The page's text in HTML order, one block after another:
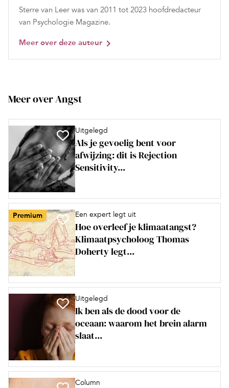
Sterre van Leer was van 2011 tot 2023 hoofdredacteur
van Psychologie Magazine.
Meer over deze auteur
Meer over Angst
Uitgelegd
Als je gevoelig bent voor
afwijzing: dit is Rejection
Sensitivity...
Premium Een expert legt uit
Hoe overleef je klimaatangst?
Klimaatpsycholoog Thomas
Doherty legt...
Uitgelegd
Ik ben als de dood voor de
oceaan: waarom het brein alarm
slaat...
Column